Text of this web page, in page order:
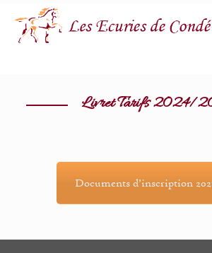
Livret Tarifs 2024/
Documents d’inscription